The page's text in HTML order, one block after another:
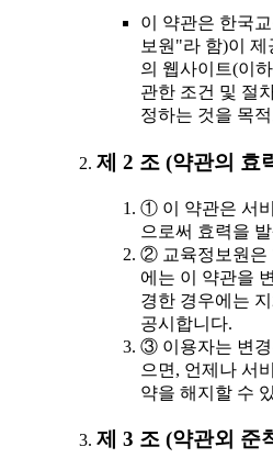
이 약관은 한국
보원"라 함)이
의 웹사이트(이
관한 조건 및 절
정하는 것을 목
제 2 조 (약관의 효
① 이 약관은 서
으로써 효력을
② 교육정보원은
에는 이 약관을
경한 경우에는
공시합니다.
③ 이용자는 변경
으면, 언제나 서
약을 해지할 수
제 3 조 (약관외 준